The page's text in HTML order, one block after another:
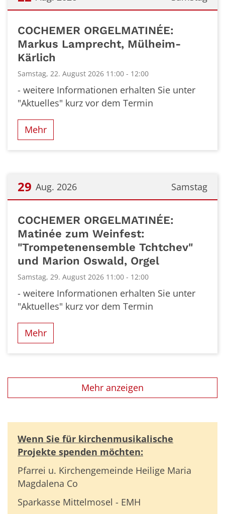
COCHEMER ORGELMATINÉE:
Markus Lamprecht, Mülheim-
Kärlich
Samstag, 22. August 2026 11:00 - 12:00
- weitere Informationen erhalten Sie unter
"Aktuelles" kurz vor dem Termin
Mehr
Samstag
29 Aug. 2026
COCHEMER ORGELMATINÉE:
Matinée zum Weinfest:
"Trompetenensemble Tchtchev"
und Marion Oswald, Orgel
Samstag, 29. August 2026 11:00 - 12:00
- weitere Informationen erhalten Sie unter
"Aktuelles" kurz vor dem Termin
Mehr
Mehr anzeigen
Wenn Sie für kirchenmusikalische
Projekte spenden möchten:
Pfarrei u. Kirchengemeinde Heilige Maria
Magdalena Co
Sparkasse Mittelmosel - EMH